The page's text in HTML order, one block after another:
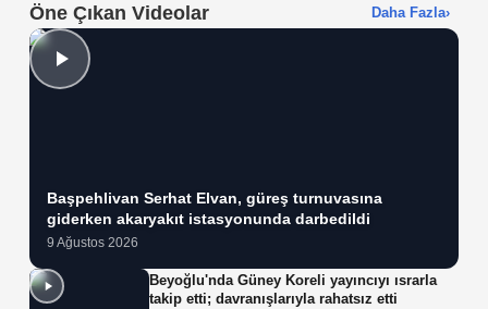
Öne Çıkan Videolar Daha Fazla›
Başpehlivan Serhat Elvan, güreş turnuvasına
giderken akaryakıt istasyonunda darbedildi
9 Ağustos 2026
Beyoğlu'nda Güney Koreli yayıncıyı ısrarla
takip etti; davranışlarıyla rahatsız etti